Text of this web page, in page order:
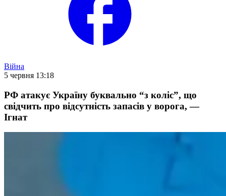
Війна
5 червня 13:18
РФ атакує Україну буквально “з коліс”, що
свідчить про відсутність запасів у ворога, —
Ігнат